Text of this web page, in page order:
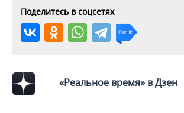
Поделитесь в соцсетях
«Реальное время» в Дзен